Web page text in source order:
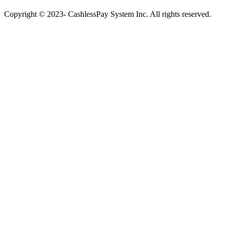
Copyright © 2023- CashlessPay System Inc. All rights reserved.